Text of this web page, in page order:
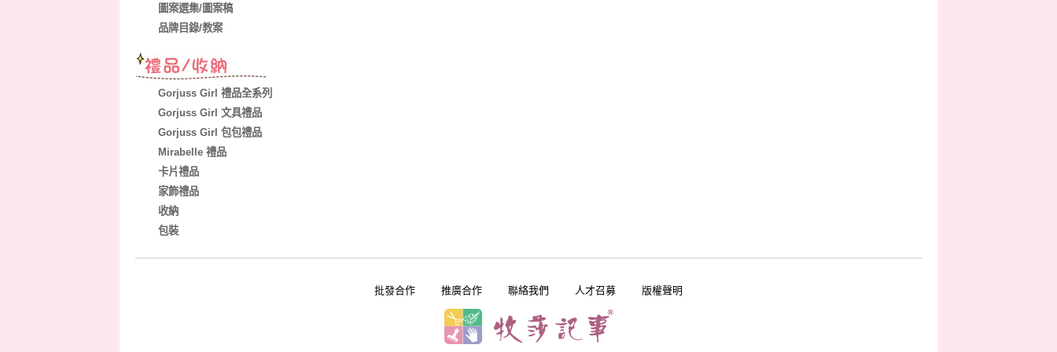
圖案選集/圖案稿
品牌目錄/教案
Gorjuss Girl 禮品全系列
Gorjuss Girl 文具禮品
Gorjuss Girl 包包禮品
Mirabelle 禮品
卡片禮品
家飾禮品
收納
包裝
批發合作 推廣合作 聯絡我們 人才召募 版權聲明